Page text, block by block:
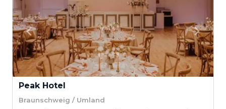
Peak Hotel
Braunschweig / Umland